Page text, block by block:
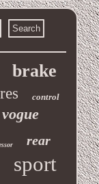
brake
control
vogue
rear
sport